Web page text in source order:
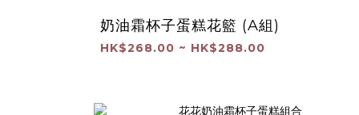
奶油霜杯子蛋糕花籃 (A組)
HK$268.00 ~ HK$288.00